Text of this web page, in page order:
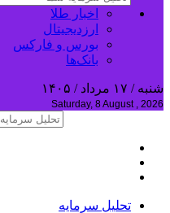
اخبار طلا
ارزدیجیتال
بورس و فارکس
بانک‌ها
شنبه / ۱۷ مرداد / ۱۴۰۵
Saturday, 8 August , 2026
تحلیل‌ سرمایه